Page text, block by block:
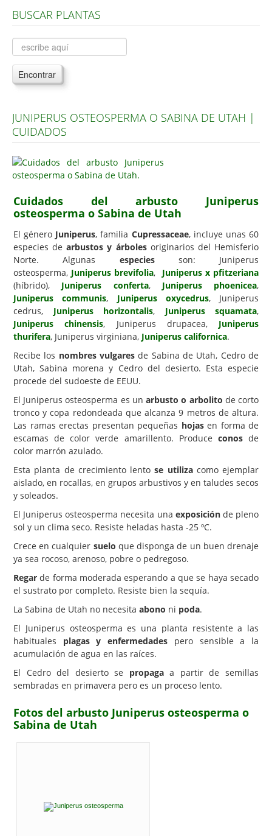
Árboles, Cicas y Palmeras de la G a la Z
Plantas Anuales y Perennes
Plantas Bulbosas y Acuáticas
Plantas de Interior
Plantas Aromáticas y de Huerto
Plantas Carnívoras y Orquídeas
Consejos
Hemisferio Sur
Enfermedades
Animales
Hongos
Carencias
Fotos
Flores y Plantas
Árboles y Palmeras
Arbustos y Trepadoras
Cactus y Suculentas
BUSCAR PLANTAS
Encontrar
JUNIPERUS OSTEOSPERMA O SABINA DE UTAH |
CUIDADOS
Cuidados del arbusto Juniperus
osteosperma o Sabina de Utah
El género Juniperus, familia Cupressaceae, incluye unas 60
especies dearbustos y árbolesoriginarios del Hemisferio
Norte. Algunas especiesson: Juniperus
osteosperma, Juniperus brevifolia, Juniperus x pfitzeriana
(híbrido), Juniperus conferta, Juniperus phoenicea,
Juniperus communis, Juniperus oxycedrus, Juniperus
cedrus, Juniperus horizontalis, Juniperus squamata,
Juniperus chinensis, Juniperus drupacea, Juniperus
thurifera, Juniperus virginiana, Juniperus californica.
Recibe los nombres vulgares de Sabina de Utah, Cedro de
Utah, Sabina morena y Cedro del desierto. Esta especie
procede del sudoeste de EEUU.
El Juniperus osteosperma es unarbusto o arbolito de corto
tronco y copa redondeada que alcanza 9 metros de altura.
Las ramas erectas presentan pequeñas hojasen forma de
escamas de color verde amarillento. Produce conosde
color marrón azulado.
Esta planta de crecimiento lentose utilizacomo ejemplar
aislado, en rocallas, en grupos arbustivos y en taludes secos
y soleados.
El Juniperus osteosperma necesita una exposiciónde pleno
sol y un clima seco. Resiste heladas hasta -25 ºC.
Crece en cualquier suelo que disponga de un buen drenaje
ya sea rocoso, arenoso, pobre o pedregoso.
Regar de forma moderada esperando a que se haya secado
el sustrato por completo. Resiste bien la sequía.
La Sabina de Utah no necesita abono ni poda.
El Juniperus osteosperma es una planta resistente a las
habituales plagas y enfermedades pero sensible a la
acumulación de agua en las raíces.
El Cedro del desierto se propagaa partir de semillas
sembradas en primavera pero es un proceso lento.
Fotos del arbusto Juniperus osteosperma o
Sabina de Utah